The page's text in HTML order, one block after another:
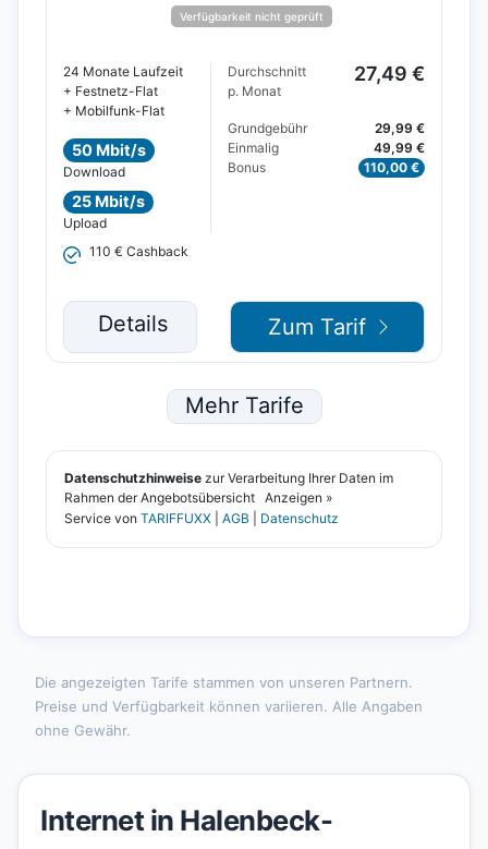
Die angezeigten Tarife stammen von unseren Partnern.
Preise und Verfügbarkeit können variieren. Alle Angaben
ohne Gewähr.
Internet in Halenbeck-